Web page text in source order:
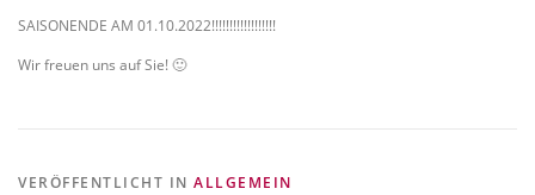
SAISONENDE AM 01.10.2022!!!!!!!!!!!!!!!!!!
Wir freuen uns auf Sie! 🙂
VERÖFFENTLICHT IN ALLGEMEIN